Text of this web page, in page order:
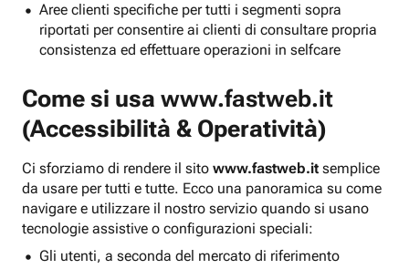
Aree clienti specifiche per tutti i segmenti sopra
riportati per consentire ai clienti di consultare propria
consistenza ed effettuare operazioni in selfcare
Come si usa www.fastweb.it
(Accessibilità & Operatività)
Ci sforziamo di rendere il sito www.fastweb.it semplice
da usare per tutti e tutte. Ecco una panoramica su come
navigare e utilizzare il nostro servizio quando si usano
tecnologie assistive o configurazioni speciali:
Gli utenti, a seconda del mercato di riferimento